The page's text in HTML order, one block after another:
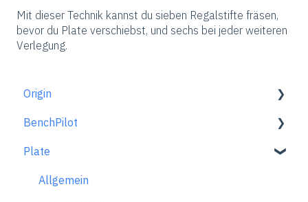
Mit dieser Technik kannst du sieben Regalstifte fräsen,
bevor du Plate verschiebst, und sechs bei jeder weiteren
Verlegung.
Origin
Erste Schritte
Arbeitsplatz einrichten
Scannen-Modus
BenchPilot
Mit BenchPilot verbinden
Einstellungen vor dem Fräsen
Plate
Allgemein